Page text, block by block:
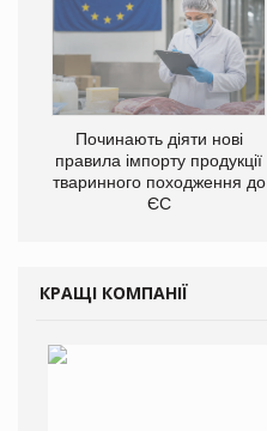
Починають діяти нові
правила імпорту продукції
тваринного походження до
ЄС
КРАЩІ КОМПАНІЇ